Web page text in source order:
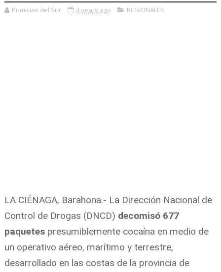
Primicias del Sur 4 years ago REGIONALES
LA CIÉNAGA, Barahona.- La Dirección Nacional de
Control de Drogas (DNCD) decomisó 677
paquetespresumiblemente cocaína en medio de
un operativo aéreo, marítimo y terrestre,
desarrollado en las costas de la provincia de